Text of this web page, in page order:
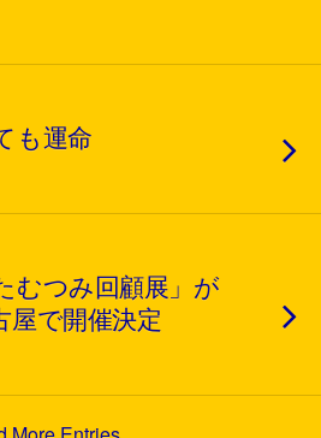
も運命
むつみ回顧展」が
屋で開催決定